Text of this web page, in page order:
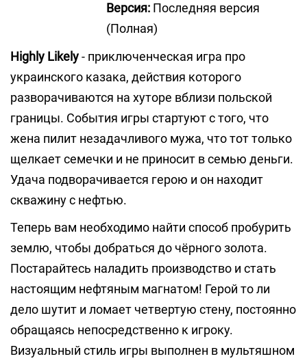
Версия: Последняя версия
(Полная)
Highly Likely- приключенческая игра про
украинского казака, действия которого
разворачиваются на хуторе вблизи польской
границы. События игры стартуют с того, что
жена пилит незадачливого мужа, что тот только
щелкает семечки и не приносит в семью деньги.
Удача подворачивается герою и он находит
скважину с нефтью.
Теперь вам необходимо найти способ пробурить
землю, чтобы добраться до чёрного золота.
Постарайтесь наладить производство и стать
настоящим нефтяным магнатом! Герой то ли
дело шутит и ломает четвертую стену, постоянно
обращаясь непосредственно к игроку.
Визуальный стиль игры выполнен в мультяшном